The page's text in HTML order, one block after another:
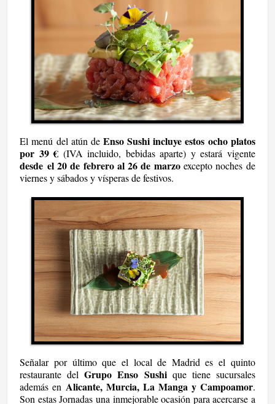
El menú del atún de Enso Sushi incluye estos ocho platos
por 39 € (IVA incluido, bebidas aparte) y estará vigente
desde el 20 de febrero al 26 de marzoexcepto noches de
viernes y sábados y vísperas de festivos.
Señalar por último que el local de Madrid es el quinto
restaurante delGrupo Enso Sushi que tiene sucursales
además en Alicante, Murcia, La Manga y Campoamor.
Son estas Jornadas una inmejorable ocasión para acercarse a